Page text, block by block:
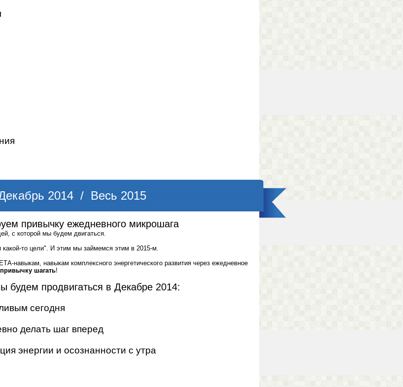
2014 / Весь 2015
привычку ежедневного микрошага
с которой мы будем двигаться.
то цели". И этим мы займемся этим в 2015-м.
навыкам, навыкам комплексного энергетического развития через ежедневное
шагать!
будем продвигаться в Декабре 2014:
сегодня
делать шаг вперед
энергии и осознанности с утра